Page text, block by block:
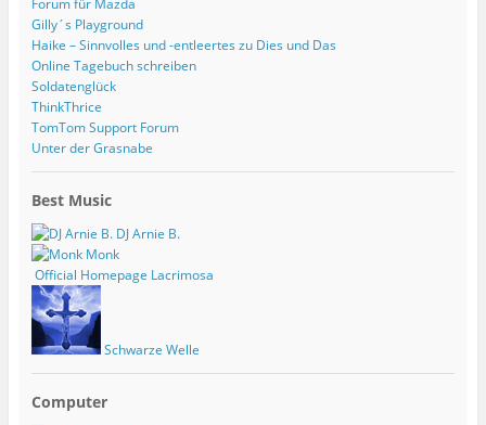
Forum für Mazda
Gilly´s Playground
Haike – Sinnvolles und -entleertes zu Dies und Das
Online Tagebuch schreiben
Soldatenglück
ThinkThrice
TomTom Support Forum
Unter der Grasnabe
Best Music
DJ Arnie B.
Monk
Official Homepage Lacrimosa
Schwarze Welle
Computer